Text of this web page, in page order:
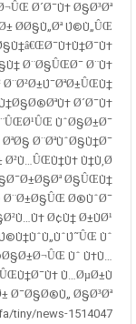
Ø´Ø¯Ù‡ Ø§Ø³Øª.
Ø­Ø§Ù„Øª Ú©Ù„ÛŒ
Ø¨Ø§ÛŒØ¯ Ø¨Ù‡
Ø´Ø¯Ù‡
ÙˆØ§Ø±Ø¯
Ø¨ØªÙˆØ§Ù†Ø¯
Ø²Ù…ÛŒÙ†Ù‡ Ù†Ù‚Ø
Ø§ÛŒÙ†
Ø¨Ø±Ø§ÛŒ Ø®ÙˆØ¯
Ø¢Ù† Ø±ÙØ¹
Ùˆ
Ùˆ Ù‡Ù…
Ù…ØµØ±Ù
Ø¯Ø§Ø®Ù„ Ø§Ø³Øª.
tiny/news-1514047